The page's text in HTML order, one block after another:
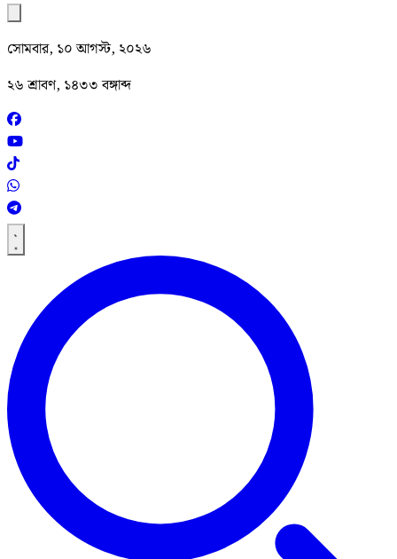
সোমবার, ১০ আগস্ট, ২০২৬
২৬ শ্রাবণ, ১৪৩৩ বঙ্গাব্দ